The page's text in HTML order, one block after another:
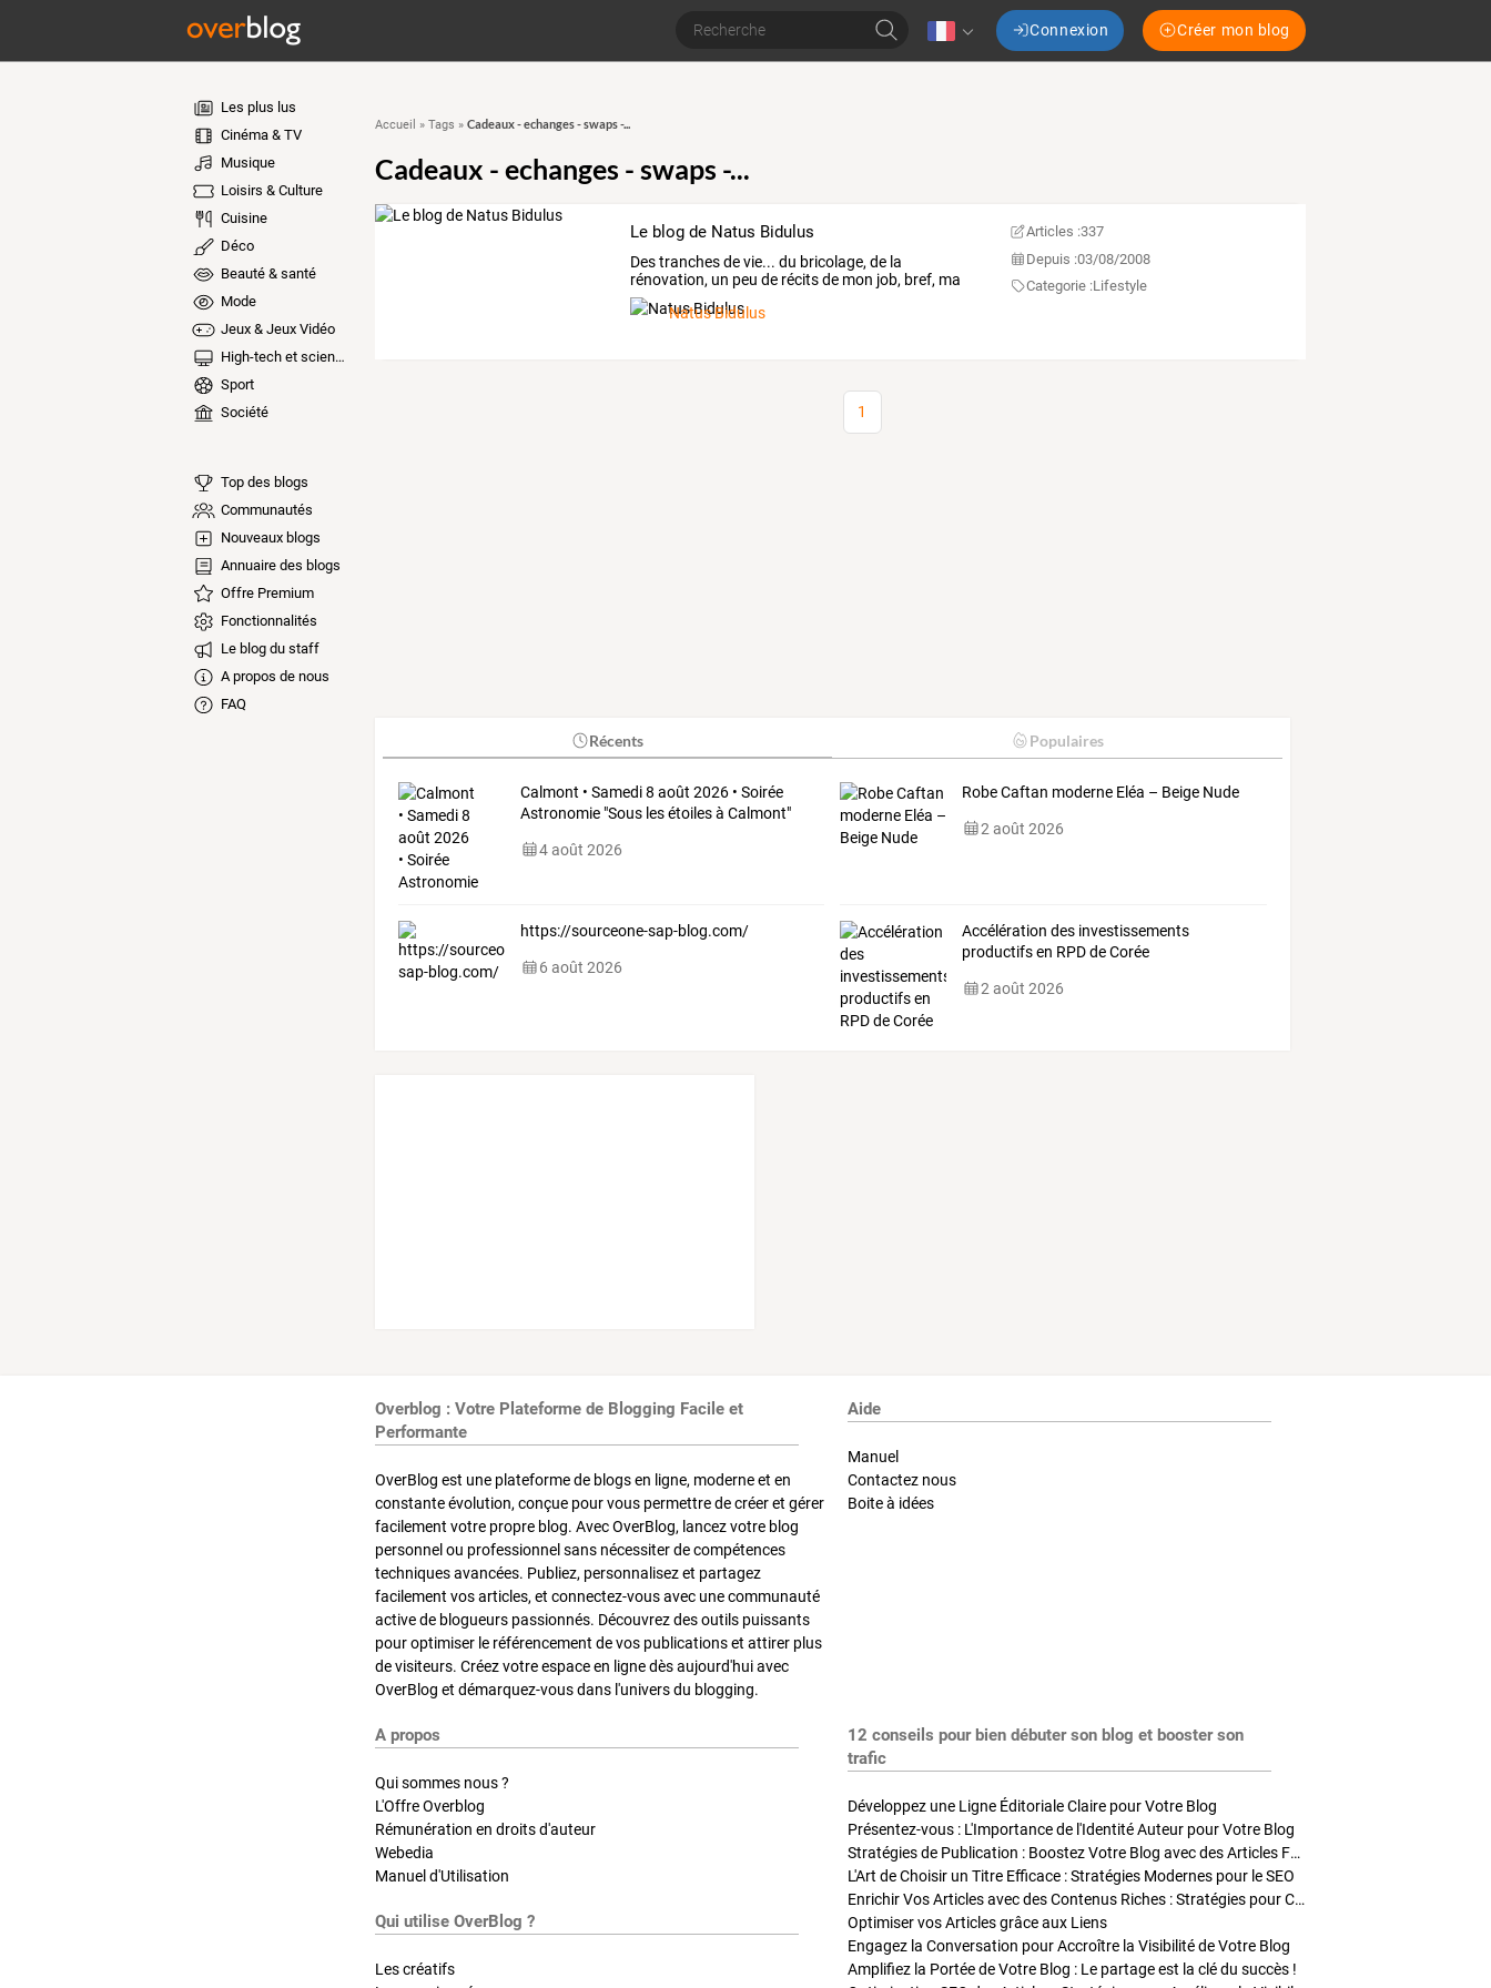
Connexion Créer mon blog
Les plus lus
Cinéma & TV
Musique
Loisirs & Culture
Cuisine
Déco
Beauté & santé
Mode
Jeux & Jeux Vidéo
High-tech et sciences
Sport
Société
Top des blogs
Communautés
Nouveaux blogs
Annuaire des blogs
Offre Premium
Fonctionnalités
Le blog du staff
A propos de nous
FAQ
Accueil » Tags » Cadeaux - echanges - swaps -...
Cadeaux - echanges - swaps -...
Le blog de Natus Bidulus
Des tranches de vie... du bricolage, de la
rénovation, un peu de récits de mon job, bref, ma
vie
Natus Bidulus
Articles :337
Depuis :03/08/2008
Categorie :Lifestyle
1
Récents Populaires
Calmont • Samedi 8 août 2026 • Soirée
Astronomie "Sous les étoiles à Calmont"
4 août 2026
Robe Caftan moderne Eléa – Beige Nude
2 août 2026
https://sourceone-sap-blog.com/
6 août 2026
Accélération des investissements
productifs en RPD de Corée
2 août 2026
Overblog : Votre Plateforme de Blogging Facile et
Performante
OverBlog est une plateforme de blogs en ligne, moderne et en
constante évolution, conçue pour vous permettre de créer et gérer
facilement votre propre blog. Avec OverBlog, lancez votre blog
personnel ou professionnel sans nécessiter de compétences
techniques avancées. Publiez, personnalisez et partagez
facilement vos articles, et connectez-vous avec une communauté
active de blogueurs passionnés. Découvrez des outils puissants
pour optimiser le référencement de vos publications et attirer plus
de visiteurs. Créez votre espace en ligne dès aujourd'hui avec
OverBlog et démarquez-vous dans l'univers du blogging.
Aide
Manuel
Contactez nous
Boite à idées
A propos
Qui sommes nous ?
L'Offre Overblog
Rémunération en droits d'auteur
Webedia
Manuel d'Utilisation
Qui utilise OverBlog ?
Les créatifs
12 conseils pour bien débuter son blog et booster son
trafic
Développez une Ligne Éditoriale Claire pour Votre Blog
Présentez-vous : L'Importance de l'Identité Auteur pour Votre Blog
Stratégies de Publication : Boostez Votre Blog avec des Articles Fréquents et Exclusifs
L'Art de Choisir un Titre Efficace : Stratégies Modernes pour le SEO
Enrichir Vos Articles avec des Contenus Riches : Stratégies pour Captiver et Optimiser
Optimiser vos Articles grâce aux Liens
Engagez la Conversation pour Accroître la Visibilité de Votre Blog
Amplifiez la Portée de Votre Blog : Le partage est la clé du succès !